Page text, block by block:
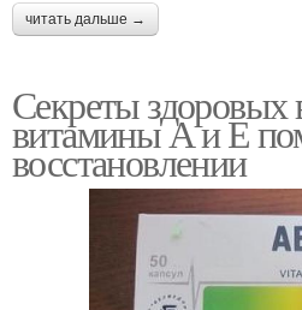
читать дальше →
Секреты здоровых
витамины А и Е
восстановлении